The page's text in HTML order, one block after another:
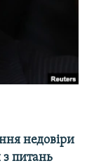
недовіри
з питань